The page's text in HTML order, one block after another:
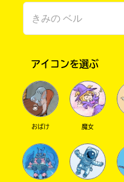
アイコンを選ぶ
おばけ 魔女